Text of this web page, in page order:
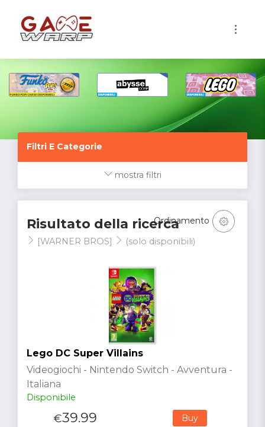
Filtri E Categorie
mostra filtri
Risultato della ricerca
[WARNER BROS] (solo disponibili)
Ordinamento
Lego DC Super Villains
Videogiochi - Nintendo Switch - Avventura -
Italiana
Disponibile
€39.99 Buy